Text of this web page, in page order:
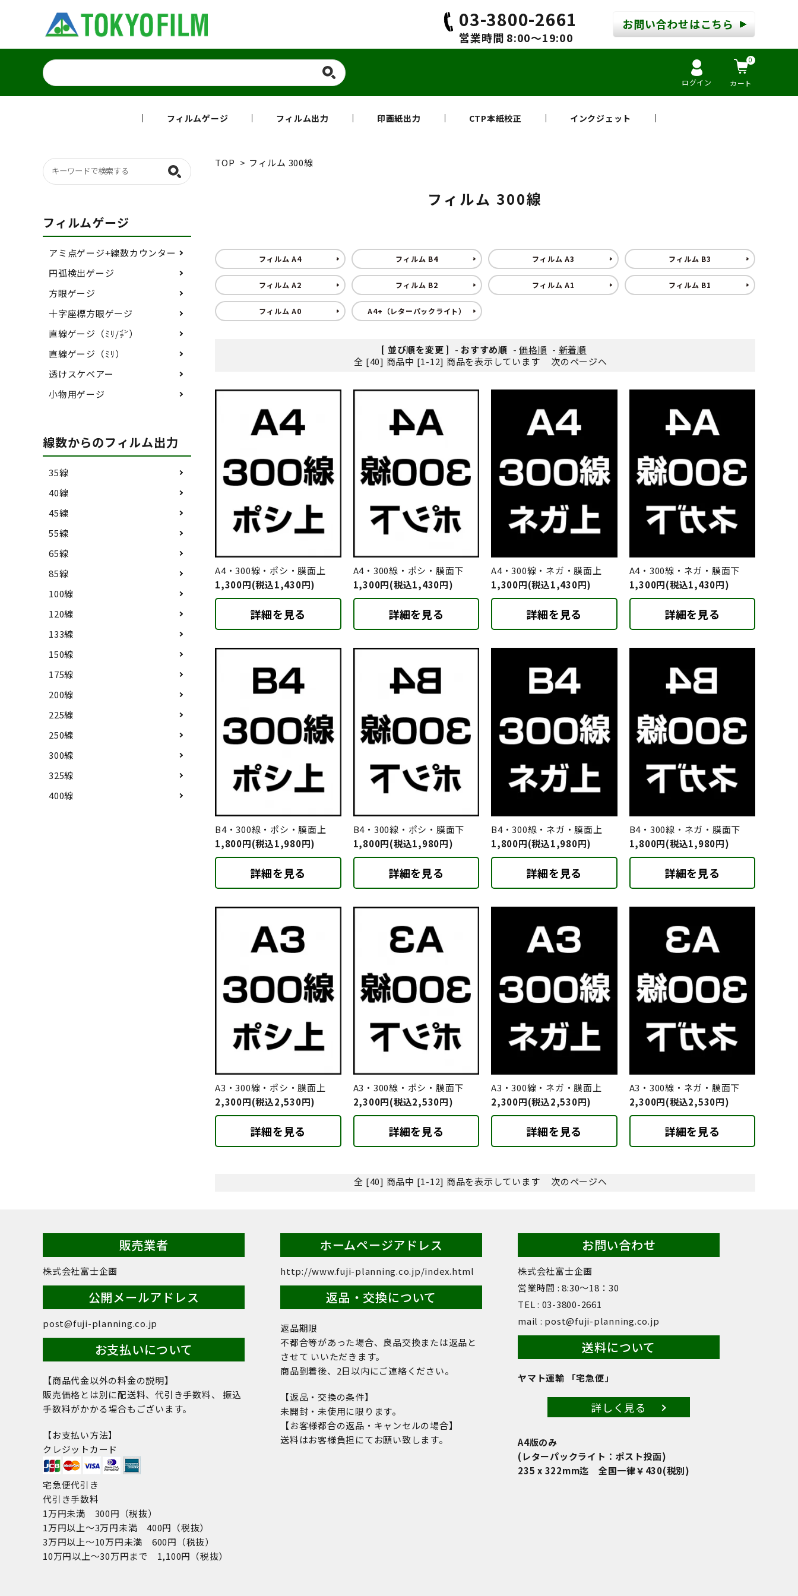
03-3800-2661
営業時間 8:00～19:00
お問い合わせはこちら
ログイン
0
カート
フィルムゲージ フィルム出力 印画紙出力 CTP本紙校正 インクジェット
TOP > フィルム 300線
フィルム 300線
フィルム A4 フィルム B4 フィルム A3 フィルム B3
フィルム A2 フィルム B2 フィルム A1 フィルム B1
フィルム A0 A4+（レターパックライト）
[ 並び順を変更 ] - おすすめ順 - 価格順 - 新着順
全 [40] 商品中 [1-12] 商品を表示しています
次のページへ
A4・300線・ポシ・膜面上
1,300円(税込1,430円)
詳細を見る
A4・300線・ポシ・膜面下
1,300円(税込1,430円)
詳細を見る
A4・300線・ネガ・膜面上
1,300円(税込1,430円)
詳細を見る
A4・300線・ネガ・膜面下
1,300円(税込1,430円)
詳細を見る
B4・300線・ポシ・膜面上
1,800円(税込1,980円)
詳細を見る
B4・300線・ポシ・膜面下
1,800円(税込1,980円)
詳細を見る
B4・300線・ネガ・膜面上
1,800円(税込1,980円)
詳細を見る
B4・300線・ネガ・膜面下
1,800円(税込1,980円)
詳細を見る
A3・300線・ポシ・膜面上
2,300円(税込2,530円)
詳細を見る
A3・300線・ポシ・膜面下
2,300円(税込2,530円)
詳細を見る
A3・300線・ネガ・膜面上
2,300円(税込2,530円)
詳細を見る
A3・300線・ネガ・膜面下
2,300円(税込2,530円)
詳細を見る
全 [40] 商品中 [1-12] 商品を表示しています 次のページへ
フィルムゲージ
アミ点ゲージ+線数カウンター
円弧検出ゲージ
方眼ゲージ
十字座標方眼ゲージ
直線ゲージ（ﾐﾘ/㌅）
直線ゲージ（ﾐﾘ）
透けスケベアー
小物用ゲージ
線数からのフィルム出力
35線
40線
45線
55線
65線
85線
100線
120線
133線
150線
175線
200線
225線
250線
300線
325線
400線
販売業者
株式会社富士企画
公開メールアドレス
post@fuji-planning.co.jp
お支払いについて
【商品代金以外の料金の説明】
販売価格とは別に配送料、代引き手数料、 振込
手数料がかかる場合もございます。
【お支払い方法】
クレジットカード
宅急便代引き
代引き手数料
1万円未満 300円（税抜）
1万円以上～3万円未満 400円（税抜）
3万円以上～10万円未満 600円（税抜）
10万円以上～30万円まで 1,100円（税抜）
ホームページアドレス
http://www.fuji-planning.co.jp/index.html
返品・交換について
返品期限
不都合等があった場合、良品交換または返品と
させて いいただきます。
商品到着後、2日以内にご連絡ください。
【返品・交換の条件】
未開封・未使用に限ります。
【お客様都合の返品・キャンセルの場合】
送料はお客様負担にてお願い致します。
お問い合わせ
株式会社富士企画
営業時間 : 8:30〜18：30
TEL : 03-3800-2661
mail : post@fuji-planning.co.jp
送料について
ヤマト運輸 「宅急便」
詳しく見る
A4版のみ
(レターパックライト：ポスト投函)
235 x 322mm迄 全国一律￥430(税別)